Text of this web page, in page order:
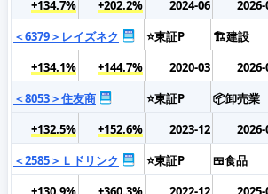
+134.7%
+202.2% 2024-06 2026-
＜6379＞レイズネク
⭐東証P 🏗️建設
+134.1%
+144.7% 2020-03 2026-
＜8053＞住友商
⭐東証P 📦卸売業
+132.5%
+152.6% 2023-12 2026-
＜2585＞Ｌドリンク
⭐東証P 🍱食品